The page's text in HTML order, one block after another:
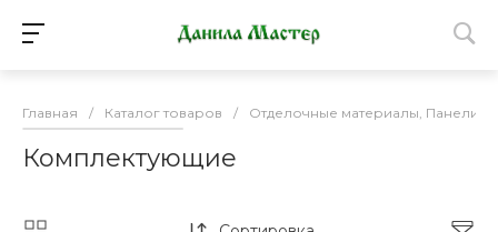
Главная / Каталог товаров / Отделочные материалы, Панели
Комплектующие